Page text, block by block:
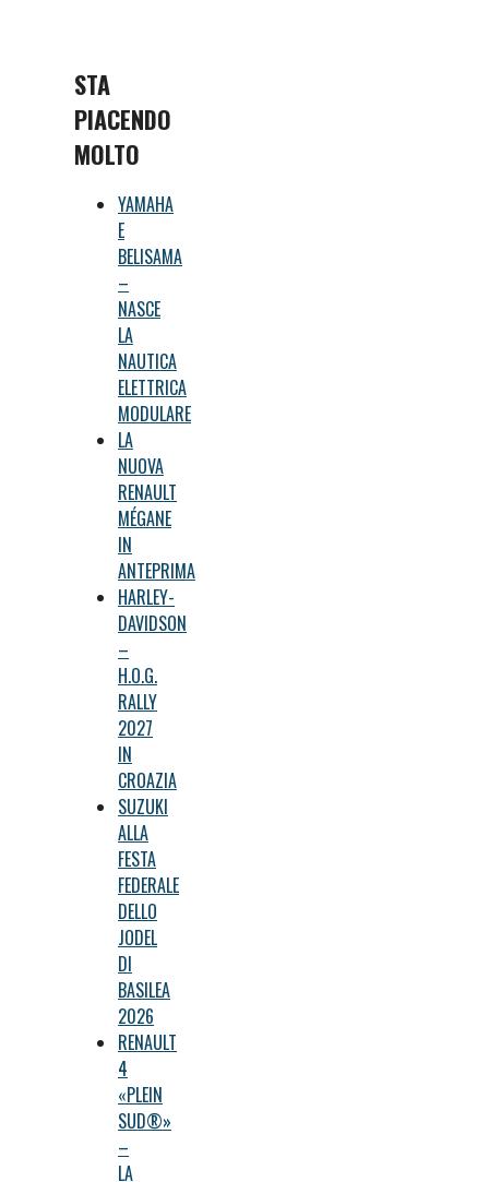
STA
PIACENDO
MOLTO
YAMAHA
E
BELISAMA
–
NASCE
LA
NAUTICA
ELETTRICA
MODULARE
LA
NUOVA
RENAULT
MÉGANE
IN
ANTEPRIMA
HARLEY-
DAVIDSON
–
H.O.G.
RALLY
2027
IN
CROAZIA
SUZUKI
ALLA
FESTA
FEDERALE
DELLO
JODEL
DI
BASILEA
2026
RENAULT
4
«PLEIN
SUD®»
–
LA